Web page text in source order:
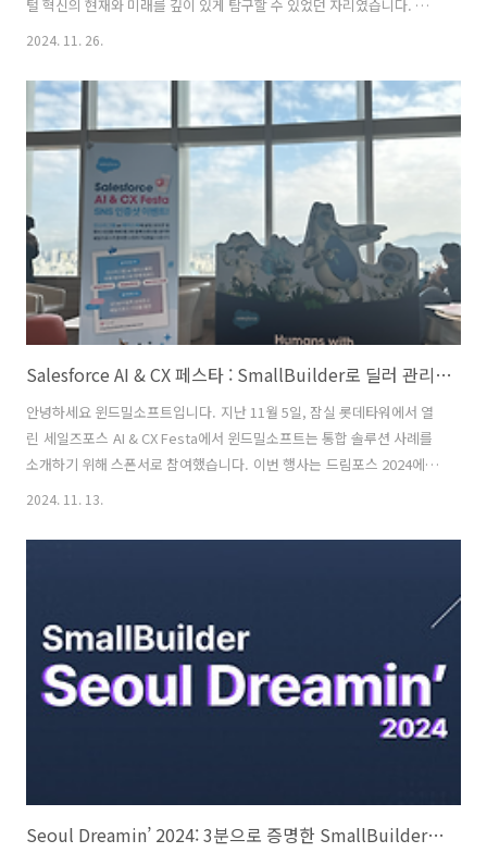
털 혁신의 현재와 미래를 깊이 있게 탐구할 수 있었던 자리였습니다. 국
내외 혁신을 선도하는 기업들의 성공 사례가 공유되며, 다양한 산업이 AI
습니다. AI CRM과 디지털 혁신의 조화 이번 행사의 중심은 AI를 활용한
CRM 비즈니스 전략이었습니다. 혁신적인 AI 에이전트를 통해 기업이 성
과를 높이고, 고객 경험을 재정의하며, 비즈니스를 더욱 스마트하게 운영
할 수 있는 방법들이 소개되었습니다. AI는 단순한 도구를 넘어, 각 산업
이 직면한 과제를 해결하고 새로..
2024. 11. 26.
Salesforce AI & CX 페스타 : SmallBuilder로 딜러 관리부터 필드 서비스까지 혁신 사례
안녕하세요 윈드밀소프트입니다. 지난 11월 5일, 잠실 롯데타워에서 열
린 세일즈포스 AI & CX Festa에서 윈드밀소프트는 통합 솔루션 사례를
소개하기 위해 스폰서로 참여했습니다. 이번 행사는 드림포스 2024에서
발표된 에이전트포스(Agentforce) 및 서비스 클라우드를 활용한 다양
다. 윈드밀소프는 국내 제조기업을 위한 Portal, Commerce, Service,
Pain Point : 파트너 관리부터 현장 서비스까지국내 제조업체들은 실제
로 딜러 및 판매점과의 업무 프로세르를..
2024. 11. 13.
Seoul Dreamin’ 2024: 3분으로 증명한 SmallBuilder의 힘